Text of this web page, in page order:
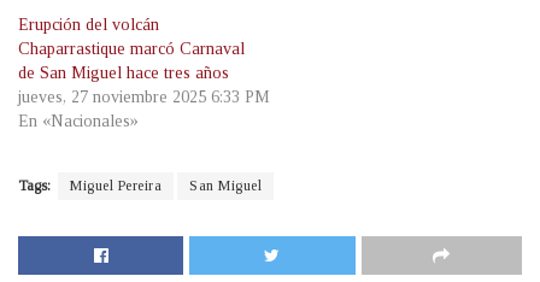
Erupción del volcán
Chaparrastique marcó Carnaval
de San Miguel hace tres años
jueves, 27 noviembre 2025 6:33 PM
En «Nacionales»
Tags: Miguel Pereira San Miguel